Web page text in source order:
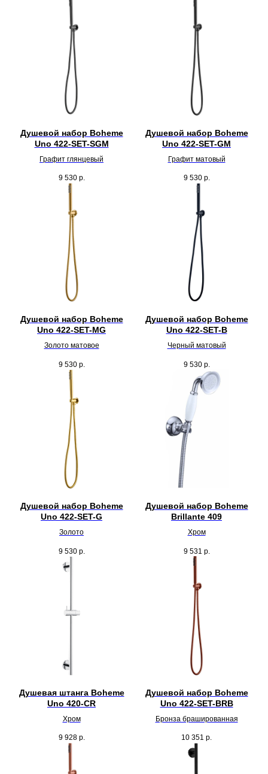
Душевой набор Boheme
Uno 422-SET-SGM
Графит глянцевый
9 530 р.
Душевой набор Boheme
Uno 422-SET-GM
Графит матовый
9 530 р.
Душевой набор Boheme
Uno 422-SET-MG
Золото матовое
9 530 р.
Душевой набор Boheme
Uno 422-SET-B
Черный матовый
9 530 р.
Душевой набор Boheme
Uno 422-SET-G
Золото
9 530 р.
Душевой набор Boheme
Brillante 409
Хром
9 531 р.
Душевая штанга Boheme
Uno 420-CR
Хром
9 928 р.
Душевой набор Boheme
Uno 422-SET-BRB
Бронза брашированная
10 351 р.